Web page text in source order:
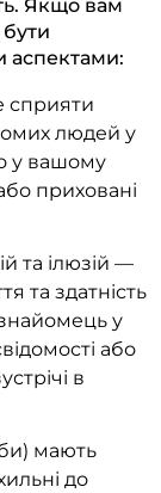
Якщо вам
аспектами:
сприяти
людей у
у вашому
приховані
та ілюзій —
та здатність
у
або
в
мають
до